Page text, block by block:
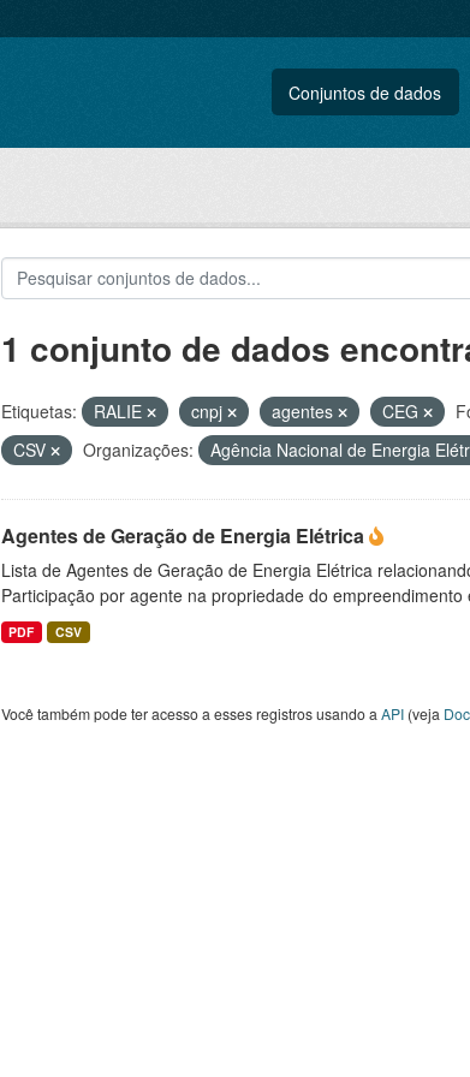
Conjuntos de dados
1 conjunto de dados
Etiquetas: RALIE cnpj agentes CEG
CSV
Organizações: Agência Nacional de Energia
Agentes de Geração de Energia Elétrica
Lista de Agentes de Geração de Energia Elétrica
Participação por agente na propriedade do empreendimento
PDF CSV
Você também pode ter acesso a esses registros usando a API(veja